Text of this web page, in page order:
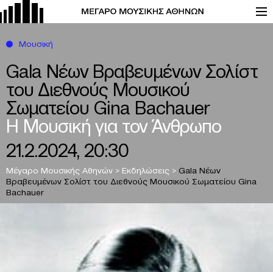
Gala Νέων Βραβευμένων Σολίστ
του Διεθνούς Μουσικού
Σωματείου Gina Bachauer
Η Μουσική για τον Άνθρωπο
21.2.2024, 20:30
Μέγαρο Μουσικής Αθηνών > Εκδηλώσεις > Gala Νέων
Βραβευμένων Σολίστ του Διεθνούς Μουσικού Σωματείου Gina
Bachauer
Μουσική